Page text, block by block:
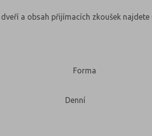
a obsah přijímacích zkoušek
Forma
Denní